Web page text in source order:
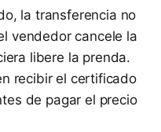
la transferencia no
vendedor cancele la
libere la prenda.
recibir el certificado
de pagar el precio